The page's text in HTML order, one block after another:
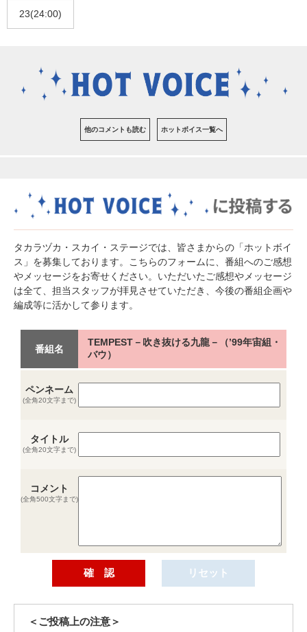
23(24:00)
他のコメントも読む ホットボイス一覧へ
タカラヅカ・スカイ・ステージでは、皆さまからの「ホットボイ
ス」を募集しております。こちらのフォームに、番組へのご感想
やメッセージをお寄せください。いただいたご感想やメッセージ
は全て、担当スタッフが拝見させていただき、今後の番組企画や
編成等に活かして参ります。
番組名
TEMPEST－吹き抜ける九龍－（’99年宙組・
バウ）
ペンネーム
(全角20文字まで)
タイトル
(全角20文字まで)
コメント
(全角500文字まで)
＜ご投稿上の注意＞